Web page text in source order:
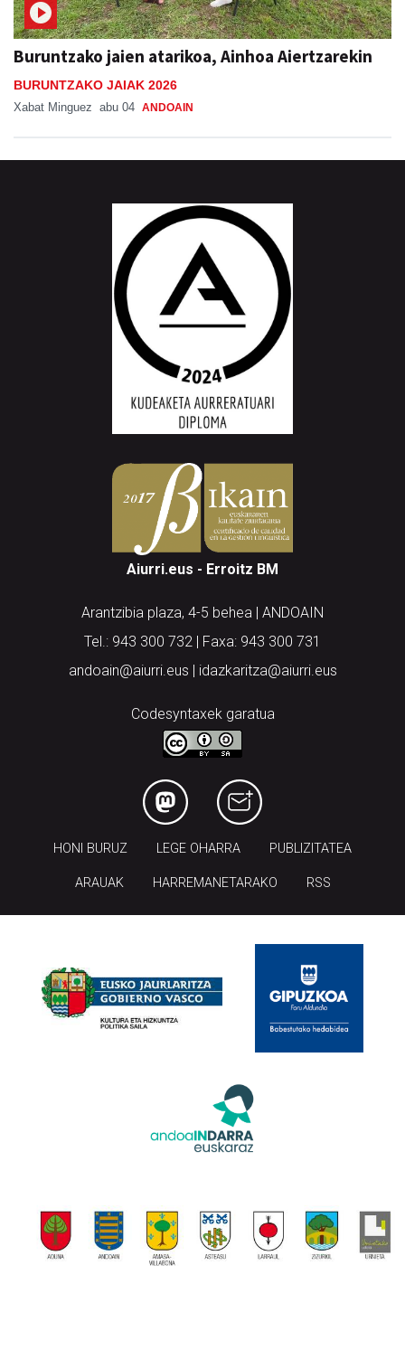
Buruntzako jaien atarikoa, Ainhoa Aiertzarekin
BURUNTZAKO JAIAK 2026
Xabat Minguez abu 04 ANDOAIN
Aiurri.eus - Erroitz BM
Arantzibia plaza, 4-5 behea | ANDOAIN
Tel.: 943 300 732 | Faxa: 943 300 731
andoain@aiurri.eus | idazkaritza@aiurri.eus
Codesyntaxek garatua
HONI BURUZ LEGE OHARRA PUBLIZITATEA
ARAUAK HARREMANETARAKO RSS